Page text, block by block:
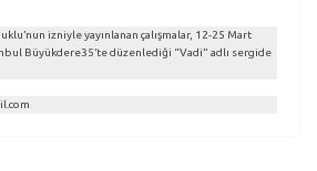
izniyle yayınlanan çalışmalar, 12-25 Mart
Büyükdere35’te düzenlediği “Vadi” adlı sergide